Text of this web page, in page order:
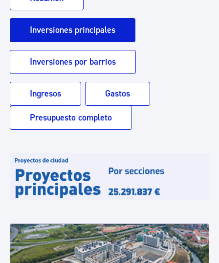
Inversiones principales
Inversiones por barrios
Ingresos Gastos
Presupuesto completo